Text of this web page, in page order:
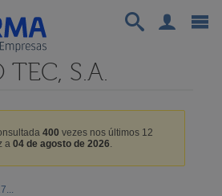
S.A.
400 vezes nos últimos 12
a 04 de agosto de 2026.